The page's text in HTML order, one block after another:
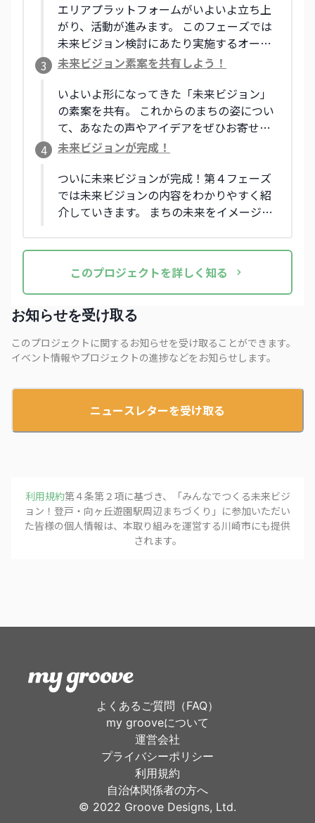
エリアプラットフォームがいよいよ立ち上
がり、活動が進みます。 このフェーズでは
未来ビジョン検討にあたり実施するオープ
ンミーティングなどの様子をレポートし、
らの登戸・向ヶ丘遊園周辺について、あな
たも一緒に考えてみませんか？
3
未来ビジョン素案を共有しよう！
いよいよ形になってきた「未来ビジョン」
の素案を共有。 これからのまちの姿につい
て、あなたの声やアイデアをぜひお寄せく
ださい。
4
未来ビジョンが完成！
ついに未来ビジョンが完成！第４フェーズ
では未来ビジョンの内容をわかりやすく紹
介していきます。 まちの未来をイメージし
っかけを見つけてみませんか？
このプロジェクトを詳しく知る
お知らせを受け取る
このプロジェクトに関するお知らせを受け取ることができます。
イベント情報やプロジェクトの進捗などをお知らせします。
ニュースレターを受け取る
利用規約第４条第２項に基づき、「みんなでつくる未来ビジ
ョン！登戸・向ヶ丘遊園駅周辺まちづくり 」に参加いただい
た皆様の個人情報は、本取り組みを運営する川崎市にも提供
されます。
よくあるご質問（FAQ）
my grooveについて
運営会社
プライバシーポリシー
利用規約
自治体関係者の方へ
©︎ 2022 Groove Designs, Ltd.